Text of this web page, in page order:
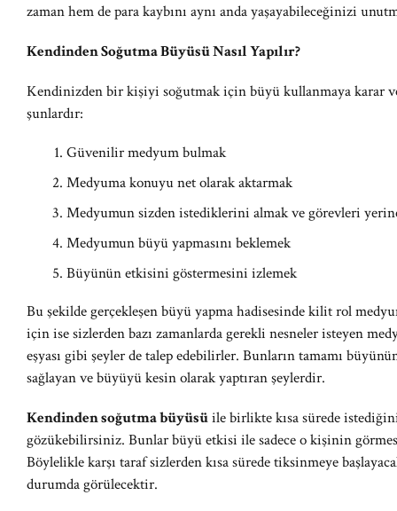
zaman hem de para kaybını aynı anda yaşayabileceğinizi
Kendinden Soğutma Büyüsü Nasıl Yapılır?
Kendinizden bir kişiyi soğutmak için büyü kullanmaya karar
şunlardır:
Güvenilir medyum bulmak
Medyuma konuyu net olarak aktarmak
Medyumun sizden istediklerini almak ve görevleri
Medyumun büyü yapmasını beklemek
Büyünün etkisini göstermesini izlemek
Bu şekilde gerçekleşen büyü yapma hadisesinde kilit rol
için ise sizlerden bazı zamanlarda gerekli nesneler isteyen
eşyası gibi şeyler de talep edebilirler. Bunların tamamı
sağlayan ve büyüyü kesin olarak yaptıran şeylerdir.
Kendinden soğutma büyüsüile birlikte kısa sürede
gözükebilirsiniz. Bunlar büyü etkisi ile sadece o kişinin
Böylelikle karşı taraf sizlerden kısa sürede tiksinmeye
durumda görülecektir.